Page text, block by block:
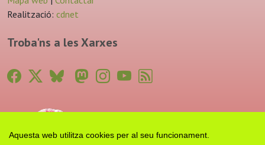
Aquesta web utilitza cookies per al seu funcionament.
Realització: cdnet
Troba'ns a les Xarxes